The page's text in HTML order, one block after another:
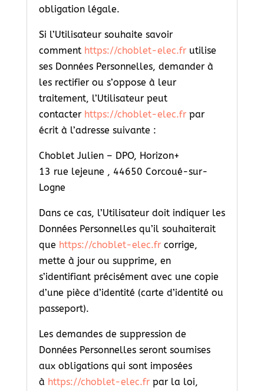
obligation légale.
Si l’Utilisateur souhaite savoir
comment https://choblet-elec.fr utilise
ses Données Personnelles, demander à
les rectifier ou s’oppose à leur
traitement, l’Utilisateur peut
contacter https://choblet-elec.fr par
écrit à l’adresse suivante :
Choblet Julien – DPO, Horizon+
13 rue lejeune , 44650 Corcoué-sur-
Logne
Dans ce cas, l’Utilisateur doit indiquer les
Données Personnelles qu’il souhaiterait
que https://choblet-elec.fr corrige,
mette à jour ou supprime, en
s’identifiant précisément avec une copie
d’une pièce d’identité (carte d’identité ou
passeport).
Les demandes de suppression de
Données Personnelles seront soumises
aux obligations qui sont imposées
à https://choblet-elec.fr par la loi,